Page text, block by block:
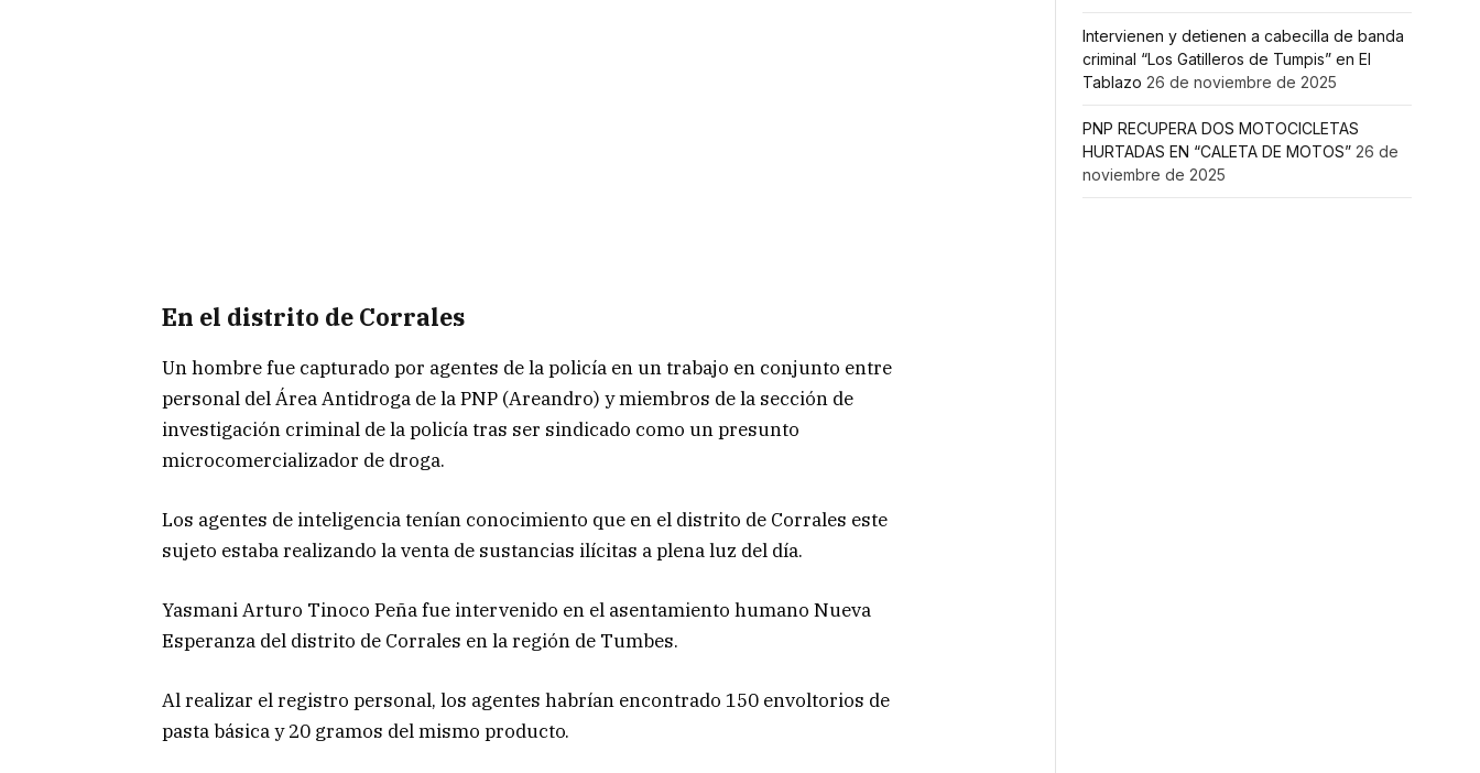
En el distrito de Corrales
Un hombre fue capturado por agentes de la policía en un trabajo en conjunto entre
personal del Área Antidroga de la PNP (Areandro) y miembros de la sección de
investigación criminal de la policía tras ser sindicado como un presunto
microcomercializador de droga.
Los agentes de inteligencia tenían conocimiento que en el distrito de Corrales este
sujeto estaba realizando la venta de sustancias ilícitas a plena luz del día.
Yasmani Arturo Tinoco Peña fue intervenido en el asentamiento humano Nueva
Esperanza del distrito de Corrales en la región de Tumbes.
Al realizar el registro personal, los agentes habrían encontrado 150 envoltorios de
pasta básica y 20 gramos del mismo producto.
Intervienen y detienen a cabecilla de banda
criminal “Los Gatilleros de Tumpis” en El
Tablazo 26 de noviembre de 2025
PNP RECUPERA DOS MOTOCICLETAS
HURTADAS EN “CALETA DE MOTOS” 26 de
noviembre de 2025